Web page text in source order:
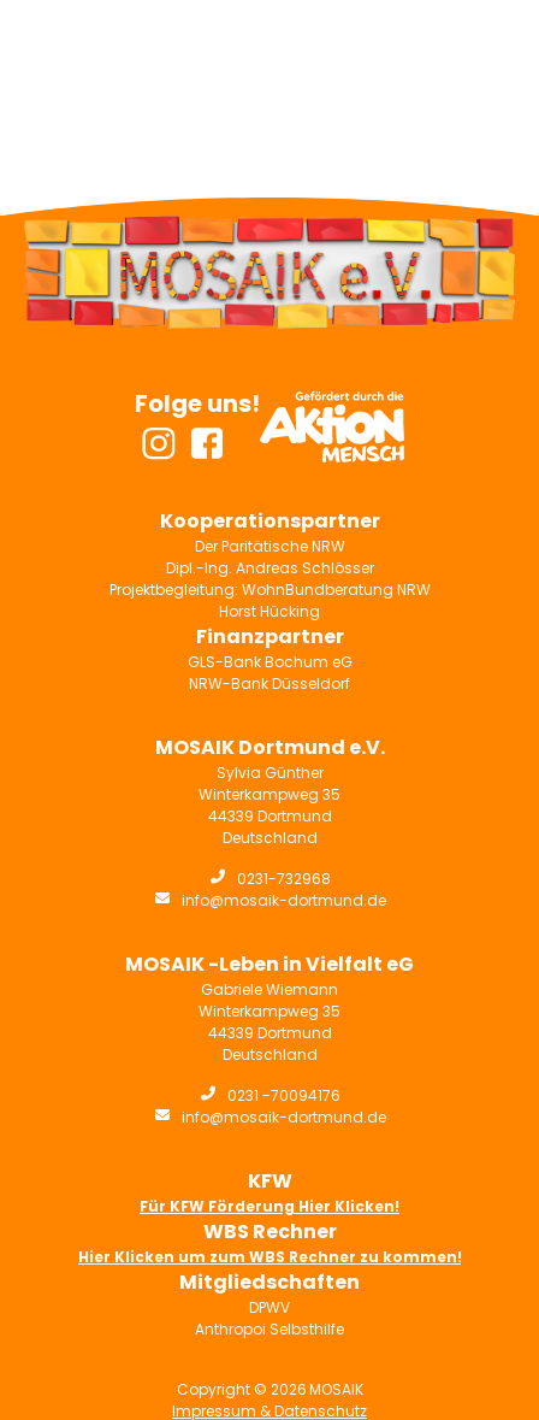
Mehr erfahren

Folge uns!
Kooperationspartner
Der Paritätische NRW
Dipl.-Ing. Andreas Schlösser
Projektbegleitung: WohnBundberatung NRW
Horst Hücking
Finanzpartner
GLS-Bank Bochum eG
NRW-Bank Düsseldorf
MOSAIK Dortmund e.V.
Sylvia Günther
Winterkampweg 35
44339 Dortmund
Deutschland
 0231-732968
 info@mosaik-dortmund.de
MOSAIK -Leben in Vielfalt eG
Gabriele Wiemann
Winterkampweg 35
44339 Dortmund
Deutschland
 0231 -70094176
 info@mosaik-dortmund.de
KFW
Für KFW Förderung Hier Klicken!
WBS Rechner
Hier Klicken um zum WBS Rechner zu kommen!
Mitgliedschaften
DPWV
Anthropoi Selbsthilfe
Copyright © 2026MOSAIK
Impressum & Datenschutz